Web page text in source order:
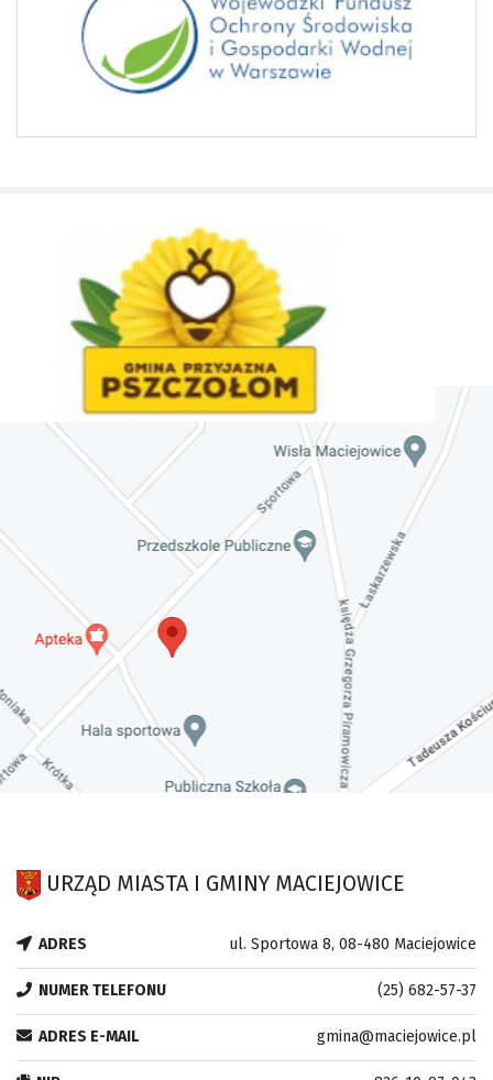
URZĄD MIASTA I GMINY MACIEJOWICE
ADRES ul. Sportowa 8, 08-480 Maciejowice
NUMER TELEFONU (25) 682-57-37
ADRES E-MAIL gmina@maciejowice.pl